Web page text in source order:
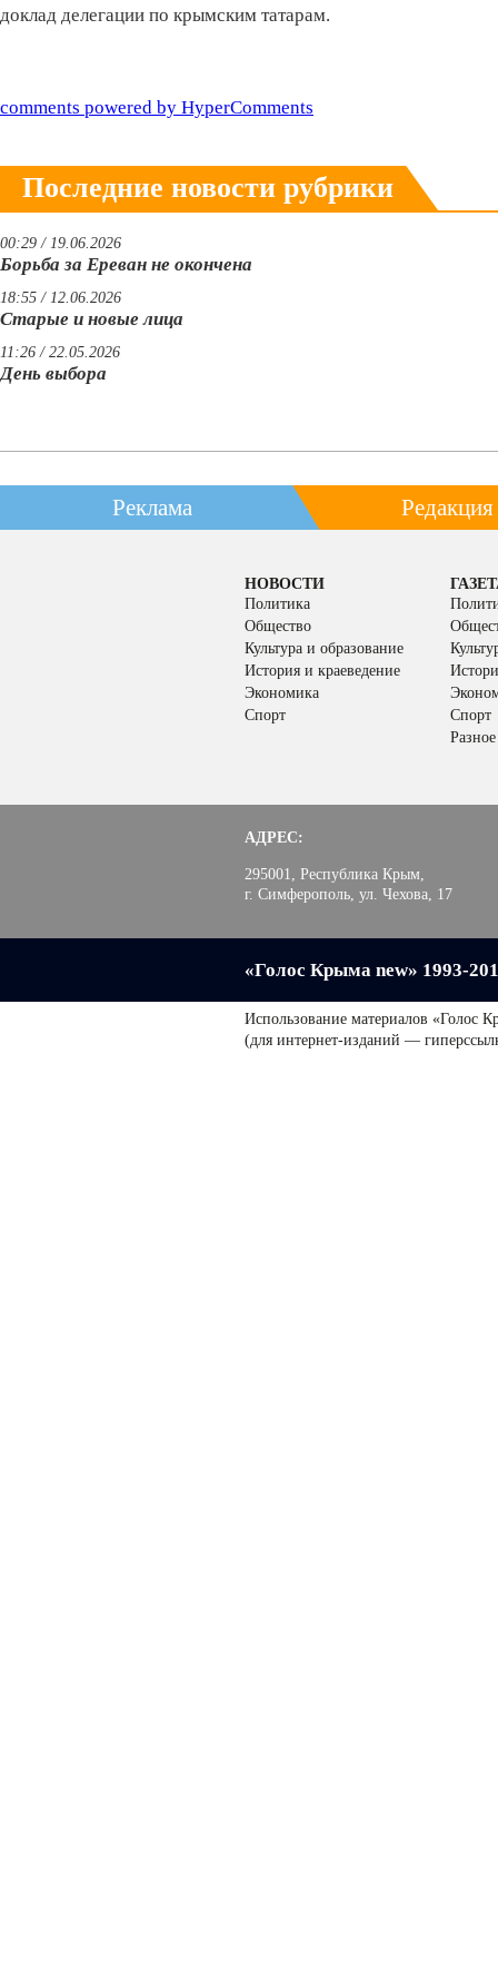
доклад делегации по крымским татарам.
comments powered by HyperComments
Последние новости рубрики
00:29 / 19.06.2026
Борьба за Ереван не окончена
18:55 / 12.06.2026
Старые и новые лица
11:26 / 22.05.2026
День выбора
Реклама Редакция
НОВОСТИ
Политика
Общество
Культура и образование
История и краеведение
Экономика
Спорт
Спорт
Разное
АДРЕС:
295001, Республика Крым,
г. Симферополь, ул. Чехова, 17
«Голос Крыма new» 1993-
Использование материалов «Голос
(для интернет-изданий —